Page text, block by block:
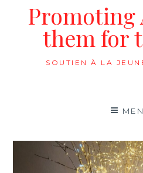
Promoting
them for
SOUTIEN À LA